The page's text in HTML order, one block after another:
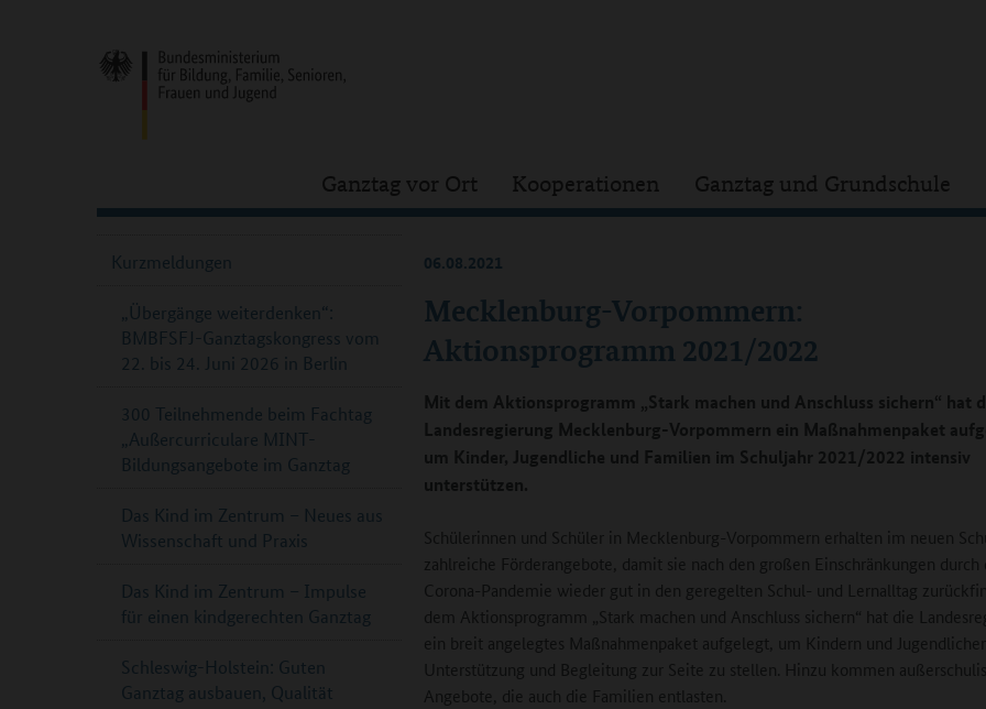
Ganztag vor Ort Kooperationen Ganztag und Grundschule
Mecklenburg-Vorpommern:
Aktionsprogramm 2021/2022
06.08.2021
Mit dem Aktionsprogramm „Stark machen und Anschluss sichern“ hat
Landesregierung Mecklenburg-Vorpommern ein Maßnahmenpaket
um Kinder, Jugendliche und Familien im Schuljahr 2021/2022 intensiv
unterstützen.
Schülerinnen und Schüler in Mecklenburg-Vorpommern erhalten im neuen
zahlreiche Förderangebote, damit sie nach den großen Einschränkungen durch
Corona-Pandemie wieder gut in den geregelten Schul- und Lernalltag
dem Aktionsprogramm „Stark machen und Anschluss sichern“ hat die
ein breit angelegtes Maßnahmenpaket aufgelegt, um Kindern und
Unterstützung und Begleitung zur Seite zu stellen. Hinzu kommen
Angebote, die auch die Familien entlasten.
Kurzmeldungen
„Übergänge weiterdenken“:
BMBFSFJ-Ganztagskongress vom
22. bis 24. Juni 2026 in Berlin
300 Teilnehmende beim Fachtag
„Außercurriculare MINT-
Bildungsangebote im Ganztag
Das Kind im Zentrum – Neues aus
Wissenschaft und Praxis
Das Kind im Zentrum – Impulse
für einen kindgerechten Ganztag
Schleswig-Holstein: Guten
Ganztag ausbauen, Qualität